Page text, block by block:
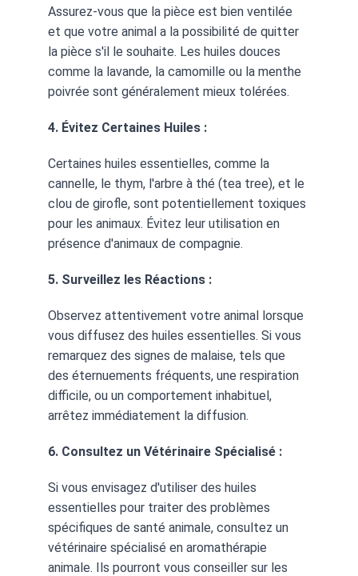
Assurez-vous que la pièce est bien ventilée
et que votre animal a la possibilité de quitter
la pièce s'il le souhaite. Les huiles douces
comme la lavande, la camomille ou la menthe
poivrée sont généralement mieux tolérées.
4. Évitez Certaines Huiles :
Certaines huiles essentielles, comme la
cannelle, le thym, l'arbre à thé (tea tree), et le
clou de girofle, sont potentiellement toxiques
pour les animaux. Évitez leur utilisation en
présence d'animaux de compagnie.
5. Surveillez les Réactions :
Observez attentivement votre animal lorsque
vous diffusez des huiles essentielles. Si vous
remarquez des signes de malaise, tels que
des éternuements fréquents, une respiration
difficile, ou un comportement inhabituel,
arrêtez immédiatement la diffusion.
6. Consultez un Vétérinaire Spécialisé :
Si vous envisagez d'utiliser des huiles
essentielles pour traiter des problèmes
spécifiques de santé animale, consultez un
vétérinaire spécialisé en aromathérapie
animale. Ils pourront vous conseiller sur les